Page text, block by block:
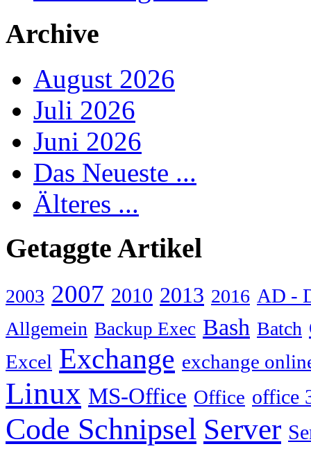
Archive
August 2026
Juli 2026
Juni 2026
Das Neueste ...
Älteres ...
Getaggte Artikel
2003 2007 2010 2013 2016 AD -
Allgemein Backup Exec Bash Batch
Excel Exchange exchange
Linux MS-Office Office office
Code Schnipsel Server